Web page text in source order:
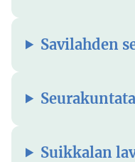
Savilahden
Suikkalan